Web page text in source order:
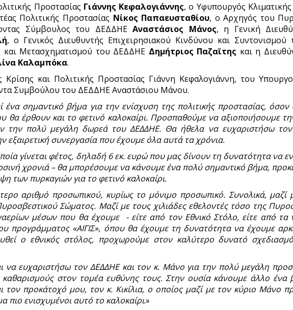
Προστασίας Γιάννης Κεφαλογιάννης, ο Υφυπουργός
Πολιτικής Προστασίας Νίκος Παπαευσταθίου, ο Αρχηγός του
Σύμβουλος του ΔΕΔΔΗΕΑναστάσιος Μάνος, η Γενική
, ο Γενικός Διευθυντής Επιχειρησιακού Κινδύνου και
και Μετασχηματισμού του ΔΕΔΔΗΕ Δημήτριος Παζαϊτης και η
Καλαμπόκα.
και Πολιτικής Προστασίας Γιάννη Κεφαλογιάννη, του
Συμβούλου του ΔΕΔΔΗΕ Αναστάσιου Μάνου.
ένα σημαντικό βήμα για την ενίσχυση της πολιτικής προστασίας,
θα έρθουν και το φετινό καλοκαίρι. Προσπαθούμε να αξιοποιήσουμε
την πολύ μεγάλη δωρεά του ΔΕΔΔΗΕ. Θα ήθελα να ευχαριστήσω
συνεργασία που έχουμε όλα αυτά τα χρόνια.
γίνεται φέτος, δηλαδή 6 εκ. ευρώ που μας δίνουν τη δυνατότητα να
χρονιά – θα μπορέσουμε να κάνουμε ένα πολύ σημαντικό βήμα,
των πυρκαγιών για το φετινό καλοκαίρι.
αριθμό προσωπικού, κυρίως το μόνιμο προσωπικό. Συνολικά, μαζί
Σώματος. Μαζί με τους χιλιάδες εθελοντές τόσο της
μέσων που θα έχουμε - είτε από τον Εθνικό Στόλο, είτε από τα
προγράμματος «ΑΙΓΙΣ», όπου θα έχουμε τη δυνατότητα να έχουμε
ο εθνικός στόλος, προχωρούμε στον καλύτερο δυνατό
ευχαριστήσω τον ΔΕΔΔΗΕ και τον κ. Μάνο για την πολύ μεγάλη
καθαρισμούς στον τομέα ευθύνης τους. Στην ουσία κάνουμε άλλο ένα
προκάτοχό μου, τον κ. Κικίλια, ο οποίος μαζί με τον κύριο Μάνο
ενισχυμένοι αυτό το καλοκαίρι.»